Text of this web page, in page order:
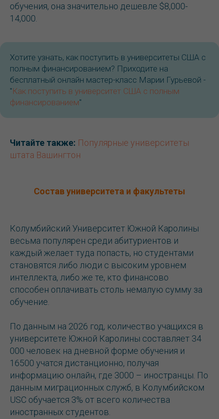
обучения, она значительно дешевле $8,000-
14,000.
Хотите узнать, как поступить в университеты США с
полным финансированием? Приходите на
бесплатный онлайн мастер-класс Марии Гурьевой -
"Как поступить в университет США с полным
финансированием"
Читайте также: Популярные университеты
штата Вашингтон
Состав университета и факультеты
Колумбийский Университет Южной Каролины
весьма популярен среди абитуриентов и
каждый желает туда попасть, но студентами
становятся либо люди с высоким уровнем
интеллекта, либо же те, кто финансово
способен оплачивать столь немалую сумму за
обучение.
По данным на 2026 год, количество учащихся в
университете Южной Каролины составляет 34
000 человек на дневной форме обучения и
16500 учатся дистанционно, получая
информацию онлайн, где 3000 – иностранцы. По
данным миграционных служб, в Колумбийском
USC обучается 3% от всего количества
иностранных студентов.